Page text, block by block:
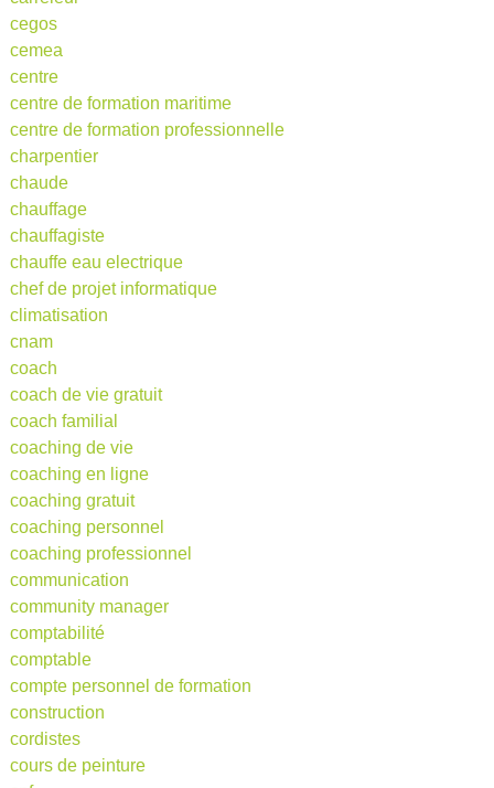
cegos
cemea
centre
centre de formation maritime
centre de formation professionnelle
charpentier
chaude
chauffage
chauffagiste
chauffe eau electrique
chef de projet informatique
climatisation
cnam
coach
coach de vie gratuit
coach familial
coaching de vie
coaching en ligne
coaching gratuit
coaching personnel
coaching professionnel
communication
community manager
comptabilité
comptable
compte personnel de formation
construction
cordistes
cours de peinture